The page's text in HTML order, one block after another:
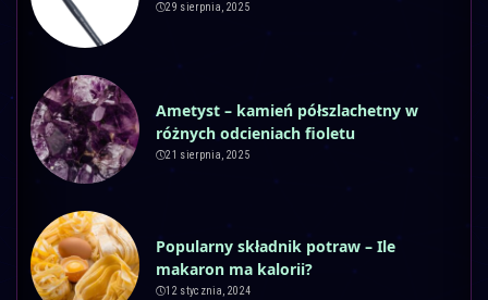
29 sierpnia, 2025
Ametyst – kamień półszlachetny w
różnych odcieniach fioletu
21 sierpnia, 2025
Popularny składnik potraw – Ile
makaron ma kalorii?
12 stycznia, 2024